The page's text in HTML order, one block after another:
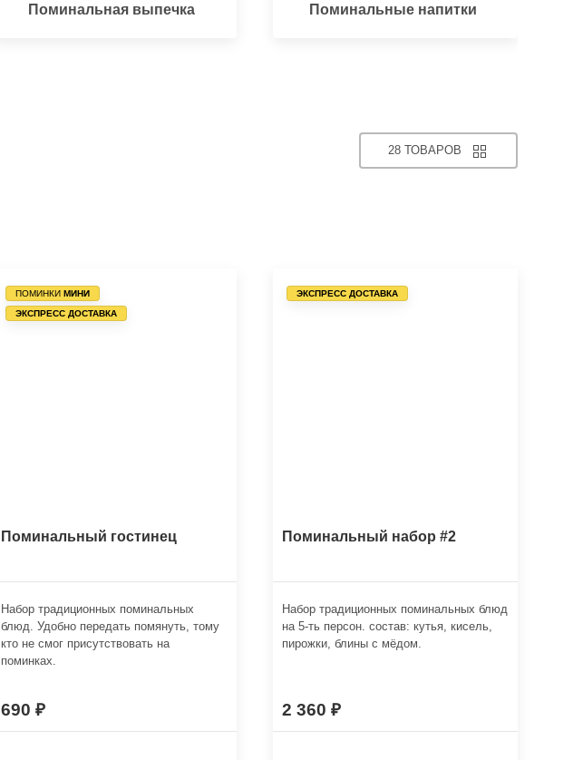
Поминальная выпечка Поминальные напитки
28 ТОВАРОВ
ПОМИНКИ МИНИ
ЭКСПРЕСС ДОСТАВКА
Поминальный гостинец
Набор традиционных поминальных
блюд. Удобно передать помянуть, тому
кто не смог присутствовать на
поминках.
690
ЭКСПРЕСС ДОСТАВКА
Поминальный набор #2
Набор традиционных поминальных блюд
на 5-ть персон. состав: кутья, кисель,
пирожки, блины с мёдом.
2 360